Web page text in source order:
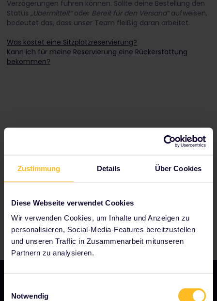
Zustimmung Details Über Cookies
Diese Webseite verwendet Cookies
Wir verwenden Cookies, um Inhalte und Anzeigen zu
personalisieren, Social-Media-Features bereitzustellen
und unseren Traffic in Zusammenarbeit mitunseren
Partnern zu analysieren.
Notwendig
Verzögerungen führen können. Sollte deine Bestellung den
Status „Übermittelt“oder Bereit für den Versand“aufweisen,
bedeutet das, dass unser Team fleißig daran arbeitet.
Was kostet eine Sitzplatzreservierung?
Kann ich für meine Reservierung eine Rückerstattung
bekommen?
Zu unseren Partnern gehören